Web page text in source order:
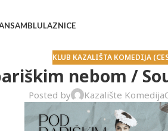
ULAZNICE
KLUB KAZALIŠTA KOMEDIJA
nebom /
Posted by Kazalište Komedija